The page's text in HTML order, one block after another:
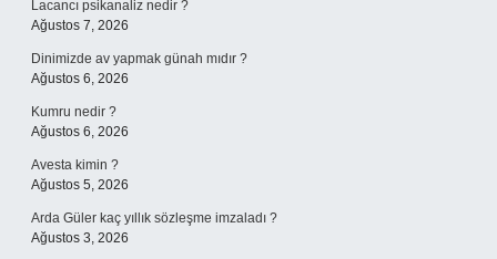
Lacancı psikanaliz nedir ?
Ağustos 7, 2026
Dinimizde av yapmak günah mıdır ?
Ağustos 6, 2026
Kumru nedir ?
Ağustos 6, 2026
Avesta kimin ?
Ağustos 5, 2026
Arda Güler kaç yıllık sözleşme imzaladı ?
Ağustos 3, 2026